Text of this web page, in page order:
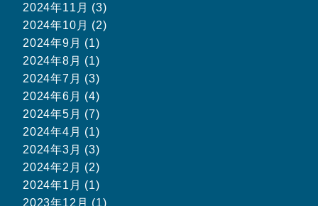
2024年11月 (3)
2024年10月 (2)
2024年9月 (1)
2024年8月 (1)
2024年7月 (3)
2024年6月 (4)
2024年5月 (7)
2024年4月 (1)
2024年3月 (3)
2024年2月 (2)
2024年1月 (1)
2023年12月 (1)